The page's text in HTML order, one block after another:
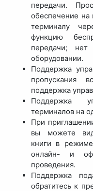
передачи.
обеспечение
терминалу
функцию
передачи;
оборудовании.
Поддержка
пропускания
поддержка
Поддержка
терминалов на
При
вы можете
книги в
онлайн- и
проведения.
Поддержка
обратитесь к